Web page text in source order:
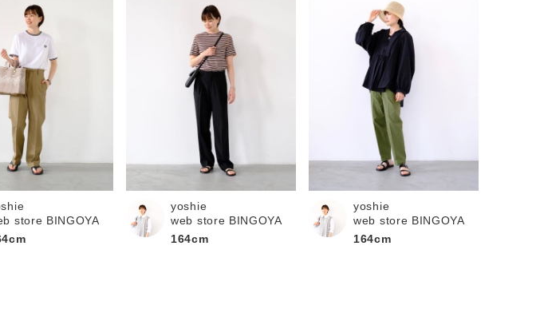
store BINGOYA
yoshie
web store BINGOYA
164cm
yoshie
web store BINGOYA
164cm